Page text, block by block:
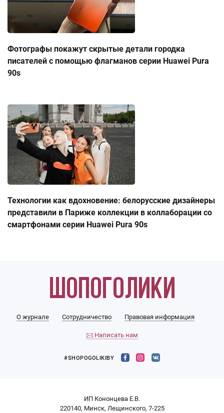
Фотографы покажут скрытые детали городка
писателей с помощью флагманов серии Huawei Pura
90s
Технологии как вдохновение: белорусские дизайнеры
представили в Париже коллекции в коллаборации со
смартфонами серии Huawei Pura 90s
О журнале Сотрудничество Правовая информация
Написать нам
#SHOPOGOLIKIBY
ИП Кононцева Е.В.
220140, Минск, Лещинского, 7-225